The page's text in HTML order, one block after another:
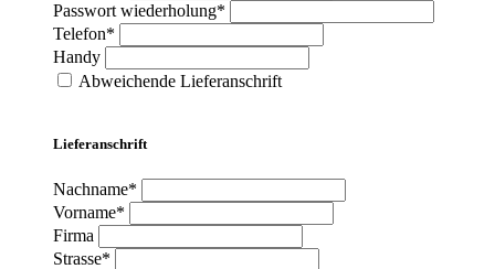
Passwort wiederholung*
Telefon*
Handy
Abweichende Lieferanschrift
Lieferanschrift
Nachname*
Vorname*
Firma
Strasse*